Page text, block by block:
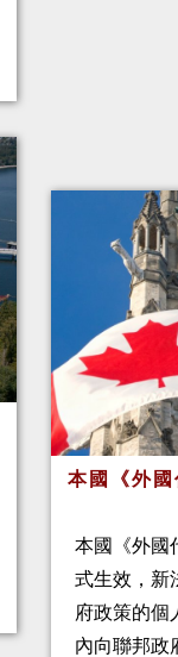
本國《外
本國《外國
式生效，新
府政策的個
內向聯邦政